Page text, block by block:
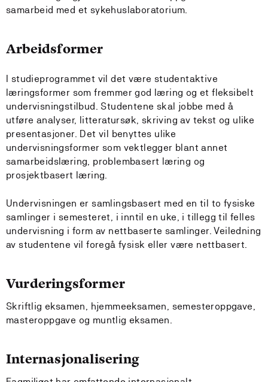
samarbeid med et sykehuslaboratorium.
Arbeidsformer
I studieprogrammet vil det være studentaktive
læringsformer som fremmer god læring og et fleksibelt
undervisningstilbud. Studentene skal jobbe med å
utføre analyser, litteratursøk, skriving av tekst og ulike
presentasjoner. Det vil benyttes ulike
undervisningsformer som vektlegger blant annet
samarbeidslæring, problembasert læring og
prosjektbasert læring.
Undervisningen er samlingsbasert med en til to fysiske
samlinger i semesteret, i inntil en uke, i tillegg til felles
undervisning i form av nettbaserte samlinger. Veiledning
av studentene vil foregå fysisk eller være nettbasert.
Vurderingsformer
Skriftlig eksamen, hjemmeeksamen, semesteroppgave,
masteroppgave og muntlig eksamen.
Internasjonalisering